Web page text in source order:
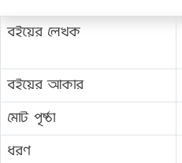
বইয়ের লেখক
বইয়ের আকার
মোট পৃষ্ঠা
ধরণ